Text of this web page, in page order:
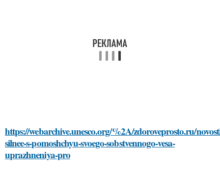
https://webarchive.unesco.org/%2A/zdoroveprosto.ru/
silnee-s-pomoshchyu-svoego-sobstvennogo-vesa-
uprazhneniya-pro